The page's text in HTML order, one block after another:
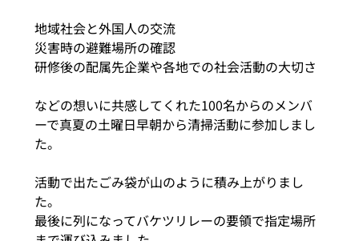
地域社会と外国人の交流
災害時の避難場所の確認
研修後の配属先企業や各地での社会活動の大切さ
などの想いに共感してくれた100名からのメンバ
ーで真夏の土曜日早朝から清掃活動に参加しまし
た。
活動で出たごみ袋が山のように積み上がりまし
た。
最後に列になってバケツリレーの要領で指定場所